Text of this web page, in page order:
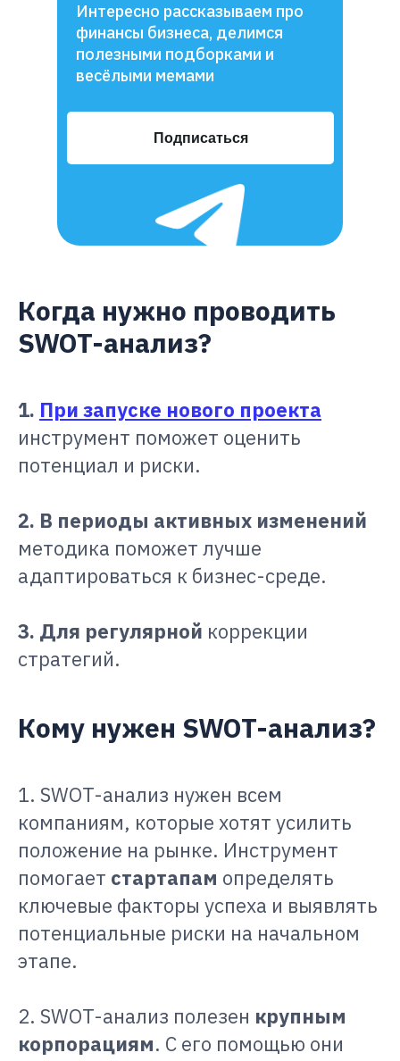
Подписаться
Интересно рассказываем про
финансы бизнеса, делимся
полезными подборками и
весёлыми мемами
Когда нужно проводить
SWOT-анализ?
1. При запуске нового проекта
инструмент поможет оценить
потенциал и риски.
2. В периоды активных изменений
методика поможет лучше
адаптироваться к бизнес-среде.
3. Для регулярной коррекции
стратегий.
Кому нужен SWOT-анализ?
1. SWOT-анализ нужен всем
компаниям, которые хотят усилить
положение на рынке. Инструмент
помогает стартапам определять
ключевые факторы успеха и выявлять
потенциальные риски на начальном
этапе.
2. SWOT-анализ полезен крупным
корпорациям. С его помощью они